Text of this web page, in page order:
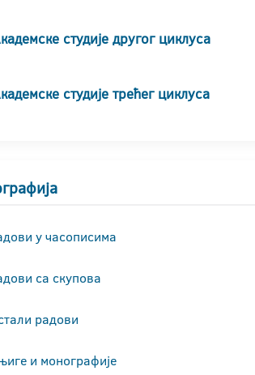
студије другог циклуса
студије трећег циклуса
у часописима
са скупова
радови
и монографије